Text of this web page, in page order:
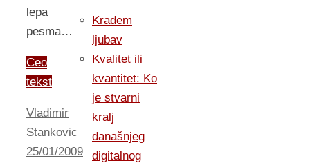
lepa
pesma…
Ceo
tekst
Vladimir
Stankovic
25/01/2009
Kradem
ljubav
Kvalitet ili
kvantitet: Ko
je stvarni
kralj
današnjeg
digitalnog